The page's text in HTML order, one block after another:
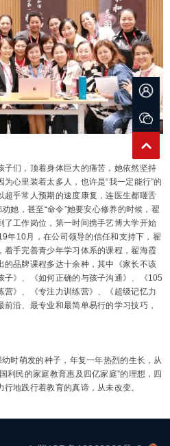
子们，顶着身体巨大的痛苦，她依然坚持
心里装着太多人，也许是“我一定能行”的
乎常人预期的速度康复，连医生都咂舌
她，甚至“命令”她要安心修养的时候，翟
工作岗位，第一时间携手艺博大学开始
年10月，在公司领导的信任和支持下，翟
手完善青少年学习体系的课程，翟海霞
品牌课程多达十余种，其中《家长不该
》、《如何正确的与孩子沟通》、《105
营》、《专注力训练营》、《超级记忆力
沿、最专业和最简单易行的学习技巧，
时萌发的种子，年复一年热烈的生长，从
利民的家庭教育惠及四亿家庭”的理想，四
地践行着教育的真谛，从未改变。